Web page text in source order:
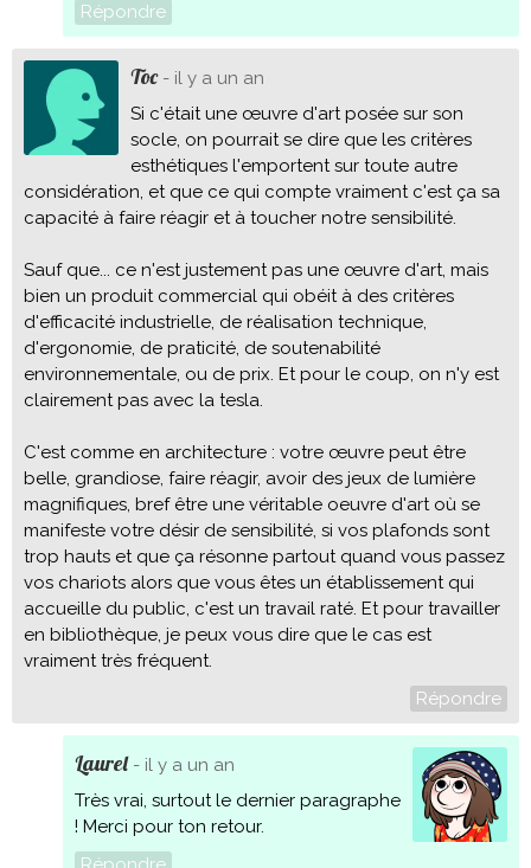
Répondre
Toc- il y a un an
Si c'était une œuvre d'art posée sur son
socle, on pourrait se dire que les critères
esthétiques l'emportent sur toute autre
considération, et que ce qui compte vraiment c'est ça sa
capacité à faire réagir et à toucher notre sensibilité.
Sauf que... ce n'est justement pas une œuvre d'art, mais
bien un produit commercial qui obéit à des critères
d'efficacité industrielle, de réalisation technique,
d'ergonomie, de praticité, de soutenabilité
environnementale, ou de prix. Et pour le coup, on n'y est
clairement pas avec la tesla.
C'est comme en architecture : votre œuvre peut être
belle, grandiose, faire réagir, avoir des jeux de lumière
magnifiques, bref être une véritable oeuvre d'art où se
manifeste votre désir de sensibilité, si vos plafonds sont
trop hauts et que ça résonne partout quand vous passez
vos chariots alors que vous êtes un établissement qui
accueille du public, c'est un travail raté. Et pour travailler
en bibliothèque, je peux vous dire que le cas est
vraiment très fréquent.
Répondre
Laurel- il y a un an
Très vrai, surtout le dernier paragraphe
! Merci pour ton retour.